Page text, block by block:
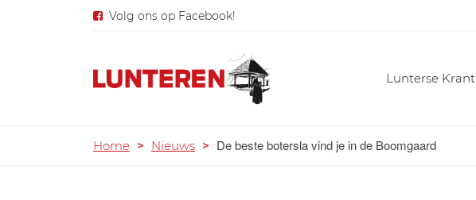
Volg ons op Facebook!
Lunterse Krant
Home > Nieuws > De beste botersla vind je in de Boomgaard